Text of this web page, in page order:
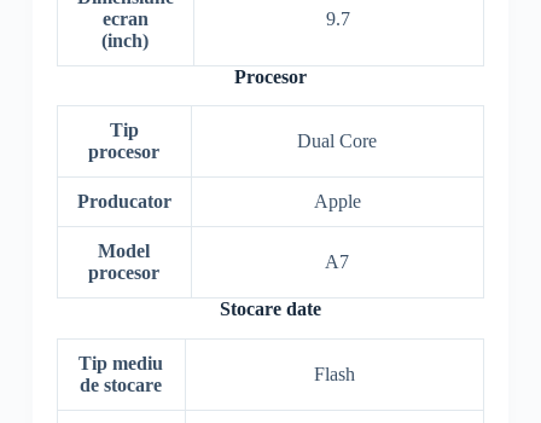
ecran
(inch)
9.7
Procesor
Tip
procesor
Dual Core
Producator Apple
Model
procesor
A7
Stocare date
Tip mediu
de stocare
Flash